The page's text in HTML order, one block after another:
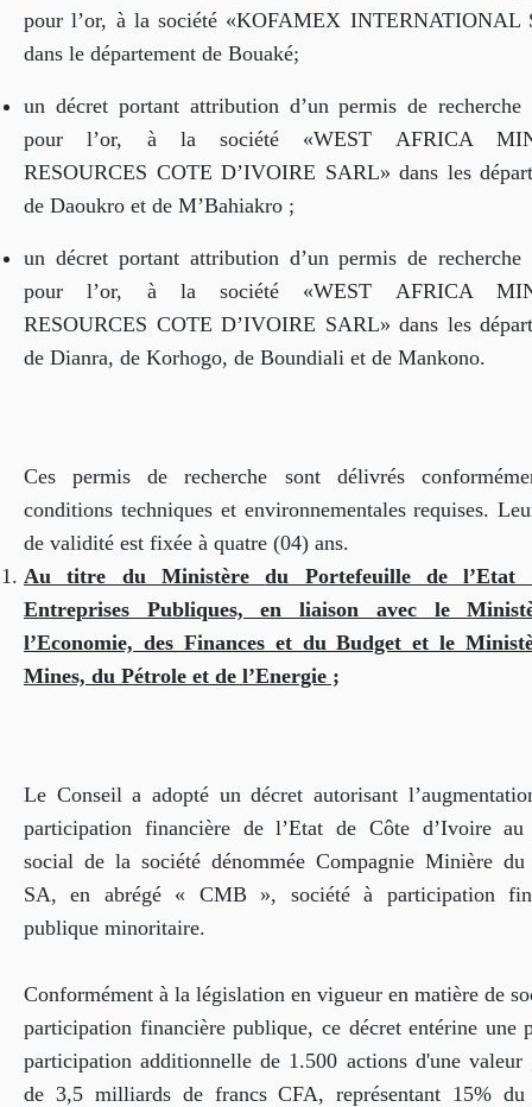
pour l’or, à la société «KOFAMEX INTERNATIONAL
dans le département de Bouaké;
un décret portant attribution d’un permis de recherche
pour l’or, à la société «WEST AFRICA
RESOURCES COTE D’IVOIRE SARL» dans les
de Daoukro et de M’Bahiakro ;
un décret portant attribution d’un permis de recherche
pour l’or, à la société «WEST AFRICA
RESOURCES COTE D’IVOIRE SARL» dans les
de Dianra, de Korhogo, de Boundiali et de Mankono.
Ces permis de recherche sont délivrés
conditions techniques et environnementales requises.
de validité est fixée à quatre (04) ans.
Au titre du Ministère
du Portefeuille de l’Etat
Entreprises Publiques, en liaison avec le
l’Economie, des Finances et du Budget et le
Mines, du Pétrole et de l’Energie ;
Le Conseil a adopté un décret autorisant
participation financière de l’Etat de Côte d’Ivoire au
social de la société dénommée Compagnie Minière
SA, en abrégé « CMB », société à participation
publique minoritaire.
Conformément à la législation en vigueur en matière de
participation financière publique, ce décret entérine une
participation additionnelle de 1.500 actions d'une valeur
de 3,5 milliards de francs CFA, représentant 15% du